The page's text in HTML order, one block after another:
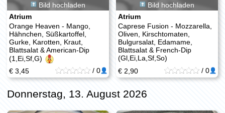
Bild hochladen
Atrium
Orange Heaven - Mango,
Hähnchen, Süßkartoffel,
Gurke, Karotten, Kraut,
Blattsalat & American-Dip
(1,Ei,Sf,G)
€ 3,45
/ 0
Bild hochladen
Atrium
Caprese Fusion - Mozzarella,
Oliven, Kirschtomaten,
Bulgursalat, Edamame,
Blattsalat & French-Dip
(Gl,Ei,La,Sf,So)
€ 2,90
/ 0
Donnerstag, 13. August 2026